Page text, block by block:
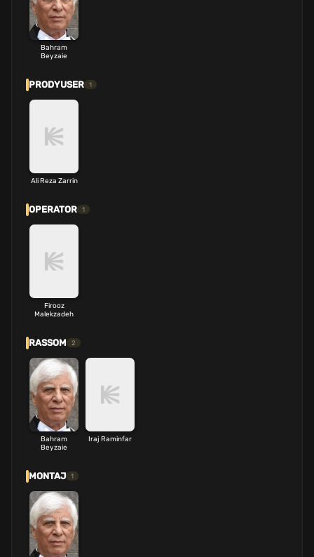
Bahram
Beyzaie
PRODYUSER 1
Ali Reza Zarrin
OPERATOR 1
Firooz
Malekzadeh
RASSOM 2
Bahram
Beyzaie
Iraj Raminfar
MONTAJ 1